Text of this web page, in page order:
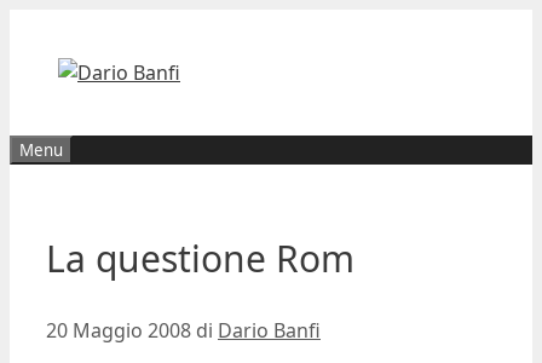
contenuto
Menu
La questione Rom
20 Maggio 2008 di Dario Banfi